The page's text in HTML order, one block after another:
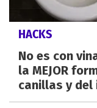
HACKS
No es con
la MEJOR
canillas y del